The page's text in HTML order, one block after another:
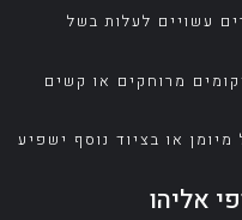
עשויים לעלות בשל
מרוחקים או קשים
מיומן או בציוד נוסף ישפיע
אליהו